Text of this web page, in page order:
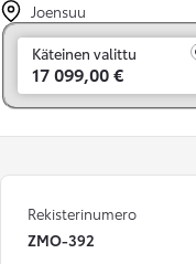
Joensuu
Käteinen valittu
17 099,00 €
Rekisterinumero
ZMO-392